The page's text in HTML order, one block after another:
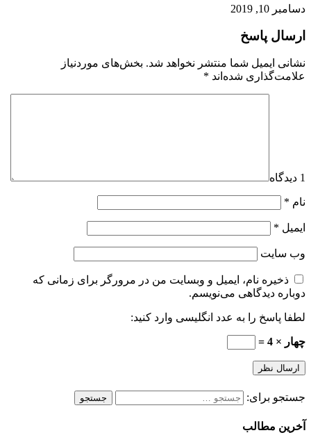
دسامبر 10, 2019
ارسال پاسخ
نشانی ایمیل شما منتشر نخواهد شد. بخش‌های موردنیاز
علامت‌گذاری شده‌اند *
1 دیدگاه
نام *
ایمیل *
وب‌ سایت
ذخیره نام، ایمیل و وبسایت من در مرورگر برای زمانی که
دوباره دیدگاهی می‌نویسم.
لطفا پاسخ را به عدد انگلیسی وارد کنید:
چهار × 4 =
جستجو برای:
آخرین مطالب